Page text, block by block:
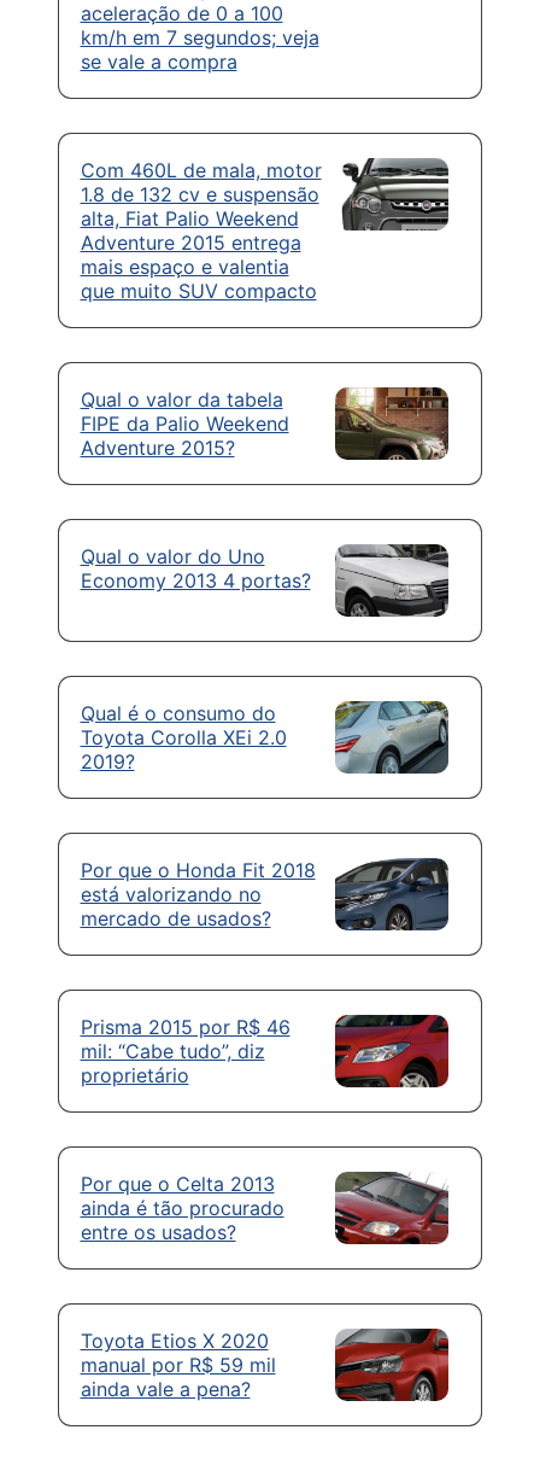
aceleração de 0 a 100
km/h em 7 segundos; veja
se vale a compra
Com 460L de mala, motor
1.8 de 132 cv e suspensão
alta, Fiat Palio Weekend
Adventure 2015 entrega
mais espaço e valentia
que muito SUV compacto
Qual o valor da tabela
FIPE da Palio Weekend
Adventure 2015?
Qual o valor do Uno
Economy 2013 4 portas?
Qual é o consumo do
Toyota Corolla XEi 2.0
2019?
Por que o Honda Fit 2018
está valorizando no
mercado de usados?
Prisma 2015 por R$ 46
mil: “Cabe tudo”, diz
proprietário
Por que o Celta 2013
ainda é tão procurado
entre os usados?
Toyota Etios X 2020
manual por R$ 59 mil
ainda vale a pena?